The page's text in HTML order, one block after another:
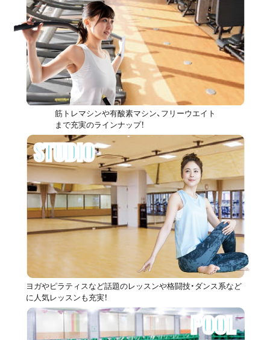
筋トレマシンや有酸素マシン、フリーウエイト
まで充実のラインナップ！
STUDIO
ヨガやピラティスなど話題のレッスンや格闘技・ダンス系など
に人気レッスンも充実！
POOL